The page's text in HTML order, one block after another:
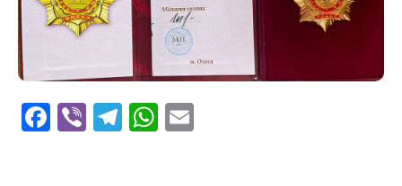
Facebook
ViberTelegram
WhatsApp